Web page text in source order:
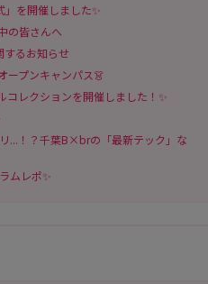
を開催しました✨
の皆さんへ
するお知らせ
ープンキャンパス👗
コレクションを開催しました！✨
...！？千葉B×brの「最新テック」な
ムレポ✨